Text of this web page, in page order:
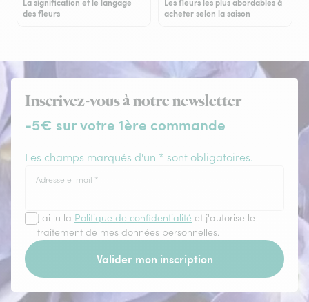
La signification et le langage
des fleurs
Les fleurs les plus abordables à
acheter selon la saison
Inscrivez-vous à notre newsletter
-5€ sur votre 1ère commande
Les champs marqués d'un * sont obligatoires.
Adresse e-mail *
J'ai lu la Politique de confidentialité et j'autorise le
traitement de mes données personnelles.
Valider mon inscription